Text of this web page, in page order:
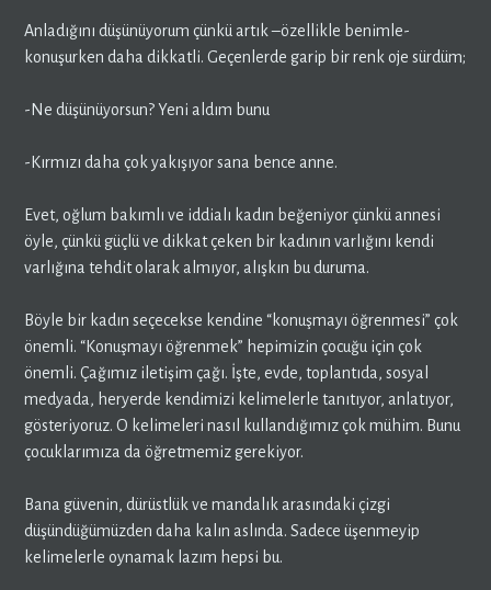
Anladığını düşünüyorum çünkü artık –özellikle benimle-
konuşurken daha dikkatli. Geçenlerde garip bir renk oje sürdüm;
-Ne düşünüyorsun? Yeni aldım bunu
-Kırmızı daha çok yakışıyor sana bence anne.
Evet, oğlum bakımlı ve iddialı kadın beğeniyor çünkü annesi
öyle, çünkü güçlü ve dikkat çeken bir kadının varlığını kendi
varlığına tehdit olarak almıyor, alışkın bu duruma.
Böyle bir kadın seçecekse kendine “konuşmayı öğrenmesi” çok
önemli. “Konuşmayı öğrenmek” hepimizin çocuğu için çok
önemli. Çağımız iletişim çağı. İşte, evde, toplantıda, sosyal
medyada, heryerde kendimizi kelimelerle tanıtıyor, anlatıyor,
gösteriyoruz. O kelimeleri nasıl kullandığımız çok mühim. Bunu
çocuklarımıza da öğretmemiz gerekiyor.
Bana güvenin, dürüstlük ve mandalık arasındaki çizgi
düşündüğümüzden daha kalın aslında. Sadece üşenmeyip
kelimelerle oynamak lazım hepsi bu.